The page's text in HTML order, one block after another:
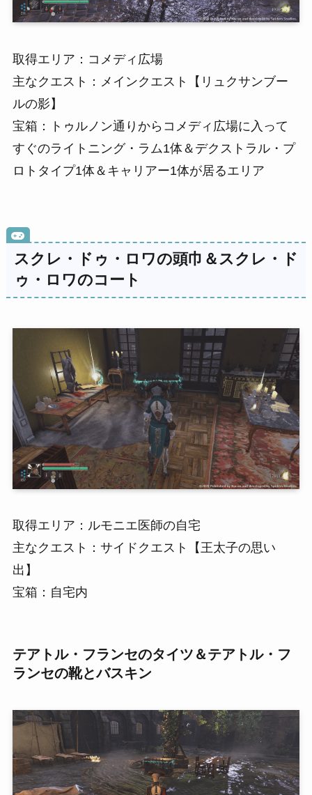
取得エリア：コメディ広場
主なクエスト：メインクエスト【リュクサンブー
ルの影】
宝箱：トゥルノン通りからコメディ広場に入って
すぐのライトニング・ラム1体＆デクストラル・プ
ロトタイプ1体＆キャリアー1体が居るエリア
スクレ・ドゥ・ロワの頭巾＆スクレ・ド
ゥ・ロワのコート
取得エリア：ルモニエ医師の自宅
主なクエスト：サイドクエスト【王太子の思い
出】
宝箱：自宅内
テアトル・フランセのタイツ＆テアトル・フ
ランセの靴とバスキン